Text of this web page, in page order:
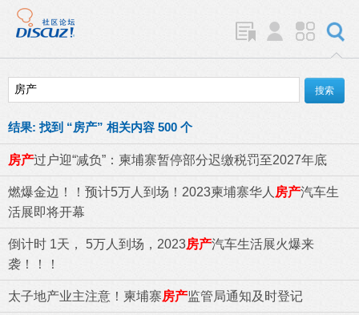
结果: 找到 “房产” 相关内容 500 个
房产过户迎“减负”：柬埔寨暂停部分迟缴税罚至2027年底
燃爆金边！！预计5万人到场！2023柬埔寨华人 房产汽车生
活展即将开幕
倒计时 1天， 5万人到场，2023房产汽车生活展火爆来
袭！！！
太子地产业主注意！柬埔寨房产监管局通知及时登记